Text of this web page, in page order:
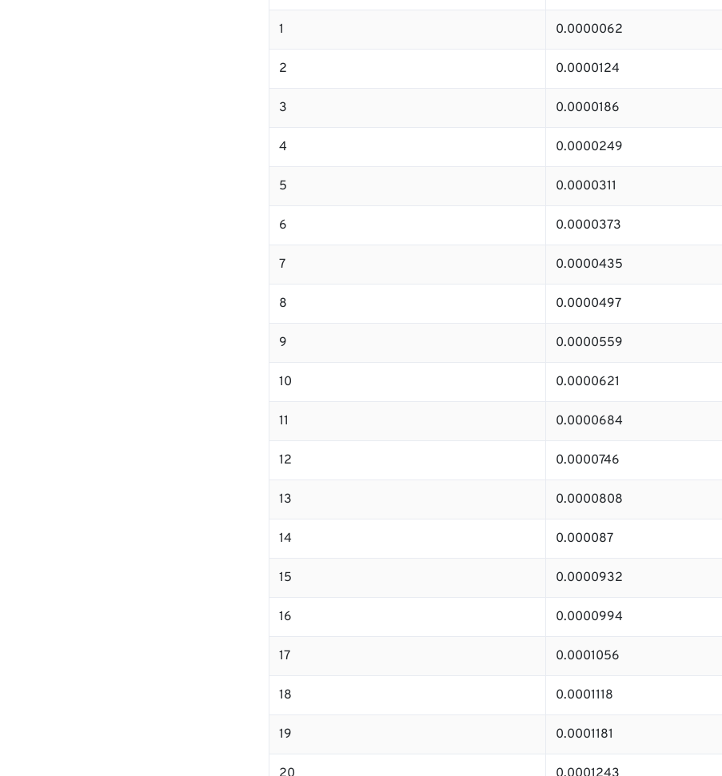
1 0.0000062
2 0.0000124
3 0.0000186
4 0.0000249
5 0.0000311
6 0.0000373
7 0.0000435
8 0.0000497
9 0.0000559
10 0.0000621
11 0.0000684
12 0.0000746
13 0.0000808
14 0.000087
15 0.0000932
16 0.0000994
17 0.0001056
18 0.0001118
19 0.0001181